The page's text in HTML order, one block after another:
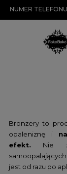
NUMER
Bronzery to
opaleniznę i
efekt. Nie
jest od razu po